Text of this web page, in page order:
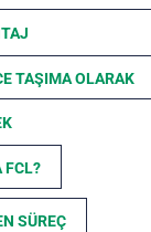
TAŞIMA OLARAK
FCL?
SÜREÇ